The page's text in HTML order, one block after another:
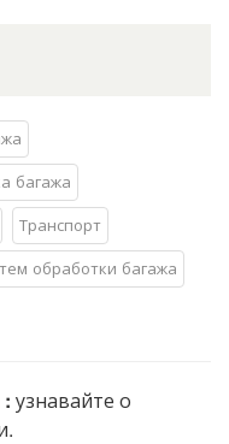
багажа
Транспорт
обработки багажа
: узнавайте о